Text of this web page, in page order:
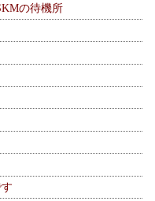
の待機所